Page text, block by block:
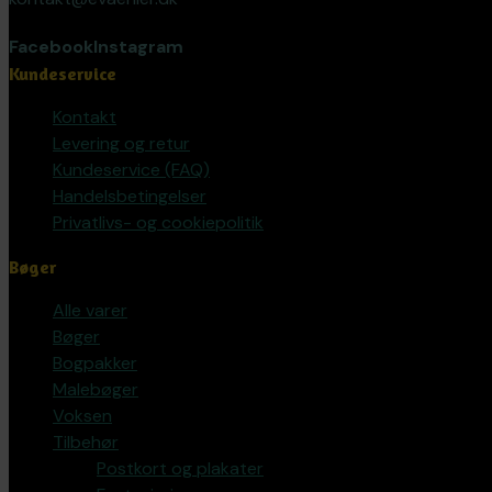
FacebookInstagram
Kundeservice
Kontakt
Levering og retur
Kundeservice (FAQ)
Handelsbetingelser
Privatlivs- og cookiepolitik
Bøger
Alle varer
Bøger
Bogpakker
Malebøger
Voksen
Tilbehør
Postkort og plakater